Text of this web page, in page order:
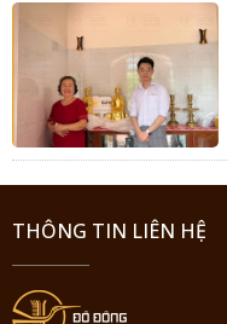
THÔNG TIN LIÊN HỆ